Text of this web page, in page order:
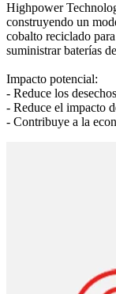
Highpower
construyendo un
cobalto reciclado
suministrar baterías
Impacto potencial:
- Reduce los
- Reduce el impacto
- Contribuye a la